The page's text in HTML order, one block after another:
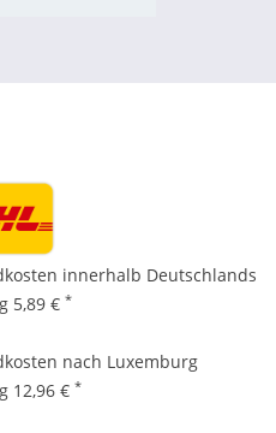
innerhalb Deutschlands
5,89 € *
nach Luxemburg
12,96 € *